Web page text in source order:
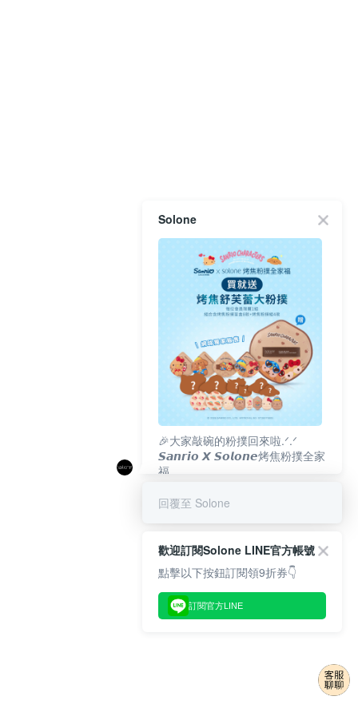
Solone
🎉大家敲碗的粉撲回來啦.ᐟ‪‪.ᐟ
𝙎𝙖𝙣𝙧𝙞𝙤 𝙓 𝙎𝙤𝙡𝙤𝙣𝙚烤焦粉撲全家
福
回覆至 Solone
歡迎訂閱Solone LINE官方帳號
點擊以下按鈕訂閱領9折券👇
訂閱官方LINE